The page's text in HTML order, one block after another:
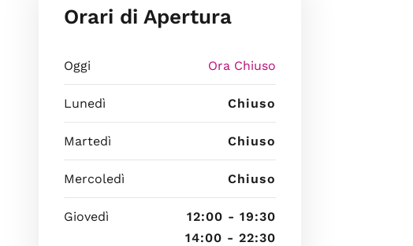
Orari di Apertura
Oggi Ora Chiuso
Lunedì Chiuso
Martedì Chiuso
Mercoledì Chiuso
Giovedì
12:00 - 19:30
14:00 - 22:30